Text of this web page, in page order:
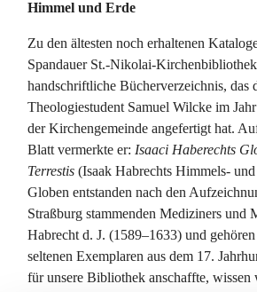
Himmel und Erde
Zu den ältesten noch erhaltenen
Spandauer St.-Nikolai-
handschriftliche Bücherverzeichnis, das
Theologiestudent Samuel Wilcke im
der Kirchengemeinde angefertigt hat.
Blatt vermerkte er: Isaaci Haberechts
Terrestis (Isaak Habrechts Himmels-
Globen entstanden nach den
Straßburg stammenden Mediziners und
Habrecht d. J. (1589–1633) und
seltenen Exemplaren aus dem 17.
für unsere Bibliothek anschaffte, wissen